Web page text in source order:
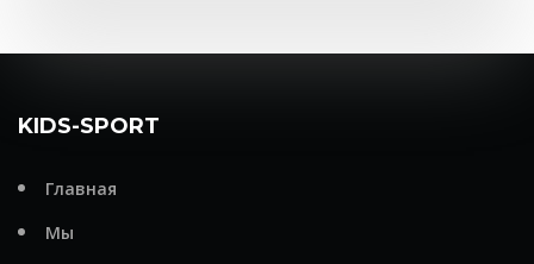
KIDS-SPORT
Главная
Мы